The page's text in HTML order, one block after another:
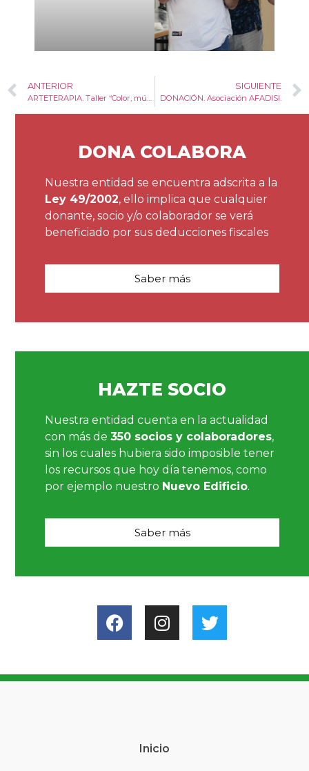
ANTERIOR
ARTETERAPIA. Taller “Color, música y movimiento”
SIGUIENTE
DONACIÓN. Asociación AFADISI.
DONA COLABORA
Nuestra entidad se encuentra adscrita a la
Ley 49/2002, ello implica que cualquier
donante, socio y/o colaborador se verá
beneficiado por sus deducciones fiscales
Saber más
HAZTE SOCIO
Nuestra entidad cuenta en la actualidad
con más de 350 socios y colaboradores,
sin los cuales hubiera sido imposible tener
los recursos que hoy día tenemos, como
por ejemplo nuestro Nuevo Edificio.
Saber más
Inicio